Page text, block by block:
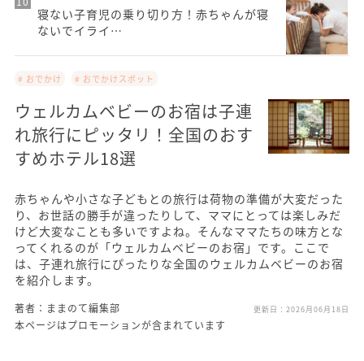
寝ない子育児の乗り切り方！赤ちゃんが寝
ないでイライ…
# おでかけ # おでかけスポット
ウェルカムベビーのお宿は子連
れ旅行にピッタリ！全国のおす
すめホテル18選
赤ちゃんや小さな子どもとの旅行は荷物の準備が大変だった
り、お世話の勝手が違ったりして、ママにとっては楽しみだ
けど大変なことも多いですよね。そんなママたちの味方とな
ってくれるのが「ウェルカムベビーのお宿」です。ここで
は、子連れ旅行にぴったりな全国のウェルカムベビーのお宿
を紹介します。
著者：ままのて編集部 更新日： 2026月06月18日
本ページはプロモーションが含まれています